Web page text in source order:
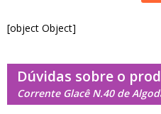
[object Object]
Dúvidas sobre o
Corrente Glacê N.40 de